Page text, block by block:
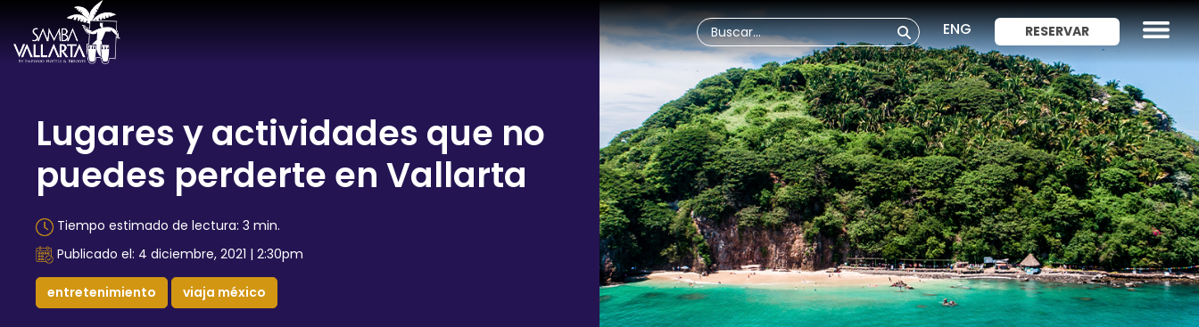
ENG RESERVAR
Lugares y actividades que no
puedes perderte en Vallarta
Tiempo estimado de lectura: 3 min.
Publicado el: 4 diciembre, 2021 | 2:30pm
entretenimiento viaja méxico